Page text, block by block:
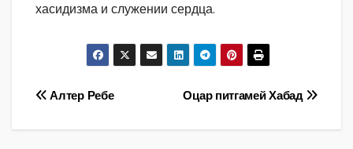
хасидизма и служении сердца.
Навигация
по
Оцар питгамей Хабад
Алтер Ребе